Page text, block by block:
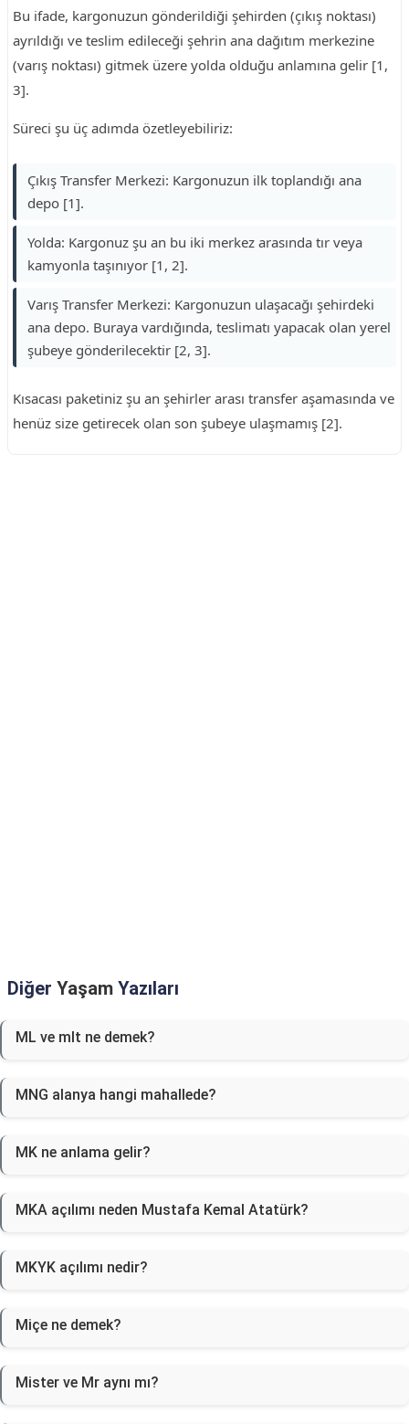
Bu ifade, kargonuzun gönderildiği şehirden (çıkış noktası)
ayrıldığı ve teslim edileceği şehrin ana dağıtım merkezine
(varış noktası) gitmek üzere yolda olduğu anlamına gelir [1,
3].
Süreci şu üç adımda özetleyebiliriz:
Çıkış Transfer Merkezi: Kargonuzun ilk toplandığı ana
depo [1].
Yolda: Kargonuz şu an bu iki merkez arasında tır veya
kamyonla taşınıyor [1, 2].
Varış Transfer Merkezi: Kargonuzun ulaşacağı şehirdeki
ana depo. Buraya vardığında, teslimatı yapacak olan yerel
şubeye gönderilecektir [2, 3].
Kısacası paketiniz şu an şehirler arası transfer aşamasında ve
henüz size getirecek olan son şubeye ulaşmamış [2].
Diğer Yaşam Yazıları
ML ve mlt ne demek?
MNG alanya hangi mahallede?
MK ne anlama gelir?
MKA açılımı neden Mustafa Kemal Atatürk?
MKYK açılımı nedir?
Miçe ne demek?
Mister ve Mr aynı mı?